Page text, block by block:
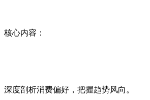
核心内容：
深度剖析消费偏好，把握趋势风向。